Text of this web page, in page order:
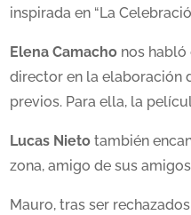
inspirada en “La
Elena Camacho nos
director en la elaboración
previos. Para ella, la
Lucas Nieto también
zona, amigo de sus
Mauro, tras ser